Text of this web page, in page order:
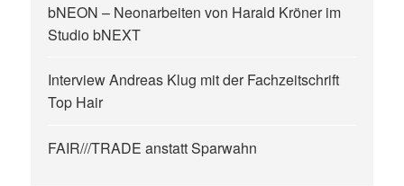
bNEON – Neonarbeiten von Harald Kröner im
Studio bNEXT
Interview Andreas Klug mit der Fachzeitschrift
Top Hair
FAIR///TRADE anstatt Sparwahn